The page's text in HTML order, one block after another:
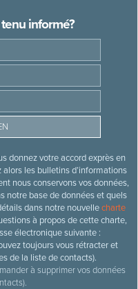
informé?
donnez votre accord exprès en
les bulletins d’informations
nous conservons vos données,
notre base de données et quels
dans notre nouvellecharte
à propos de cette charte,
électronique suivante :
toujours vous rétracter et
de la liste de contacts).
à supprimer vos données